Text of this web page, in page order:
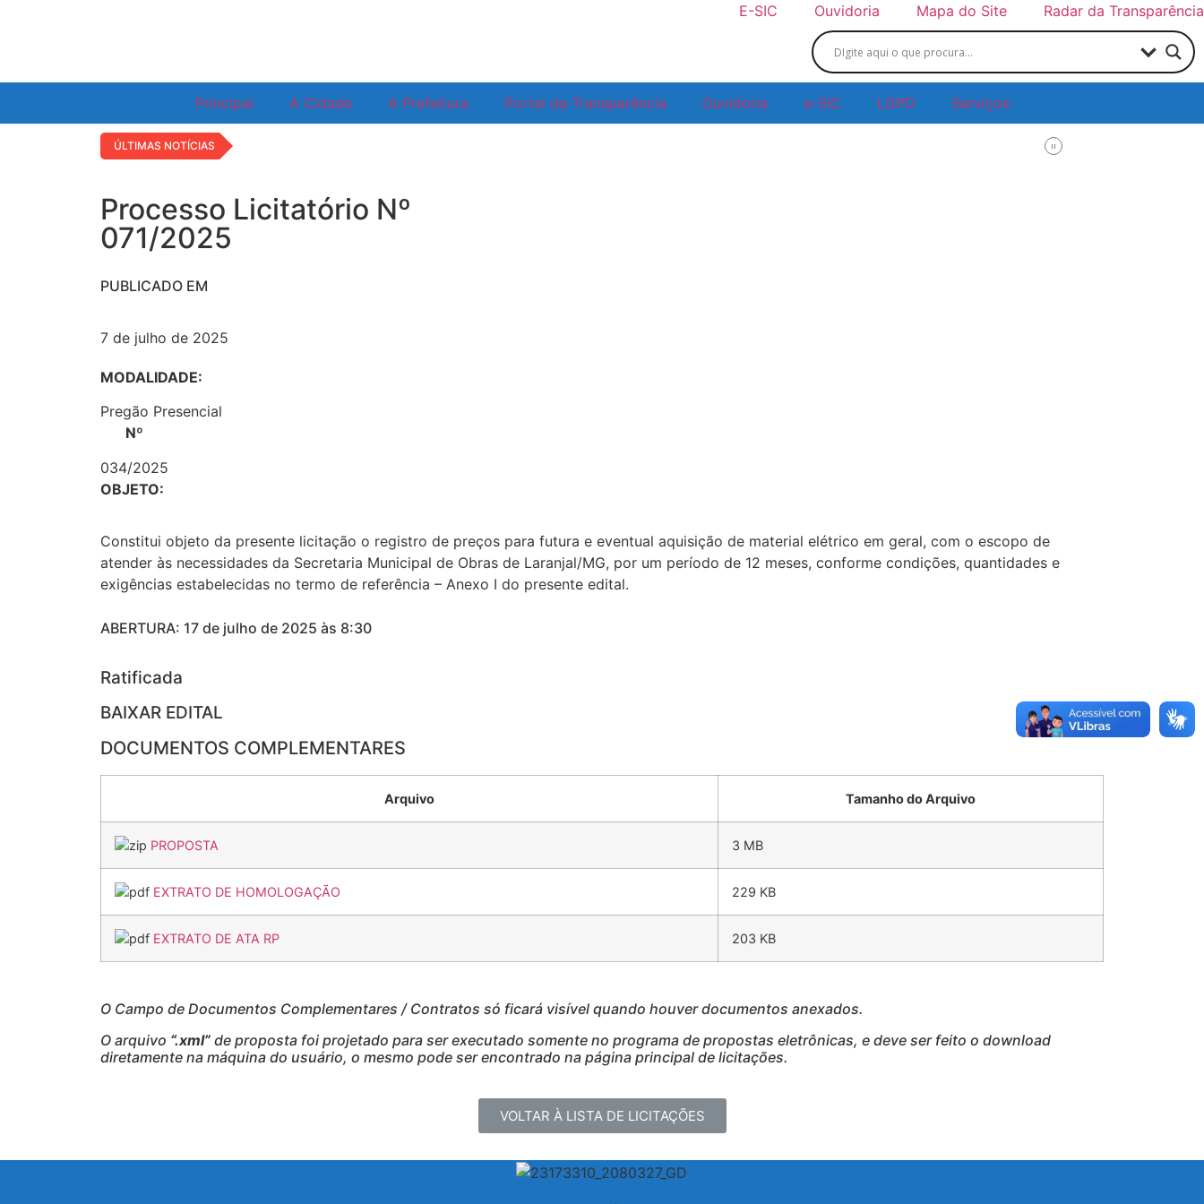
E-SIC Ouvidoria Mapa do Site Radar da Transparência
Principal A Cidade A Prefeitura Portal da Transparência Ouvidoria e-SIC LGPD Serviços
ÚLTIMAS NOTÍCIAS
Processo Licitatório Nº
071/2025
PUBLICADO EM
7 de julho de 2025
MODALIDADE:
Pregão Presencial
Nº
034/2025
OBJETO:
Constitui objeto da presente licitação o registro de preços para futura e eventual aquisição de material elétrico em geral, com o escopo de
atender às necessidades da Secretaria Municipal de Obras de Laranjal/MG, por um período de 12 meses, conforme condições, quantidades e
exigências estabelecidas no termo de referência – Anexo I do presente edital.
ABERTURA: 17 de julho de 2025 às 8:30
Ratificada
BAIXAR EDITAL
DOCUMENTOS COMPLEMENTARES
Arquivo Tamanho do Arquivo
PROPOSTA 3 MB
EXTRATO DE HOMOLOGAÇÃO 229 KB
EXTRATO DE ATA RP 203 KB
O Campo de Documentos Complementares / Contratos só ficará visível quando houver documentos anexados.
O arquivo “.xml” de proposta foi projetado para ser executado somente no programa de propostas eletrônicas, e deve ser feito o download
diretamente na máquina do usuário, o mesmo pode ser encontrado na página principal de licitações.
VOLTAR À LISTA DE LICITAÇÕES